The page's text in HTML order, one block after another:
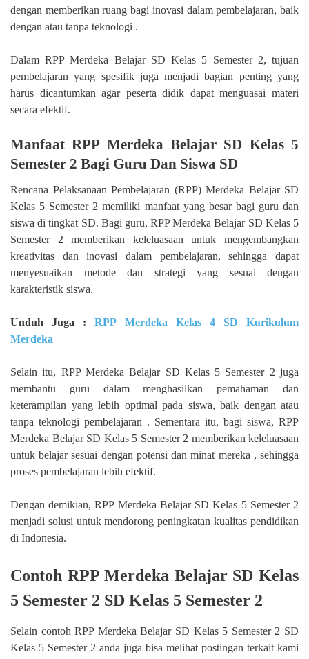
dengan memberikan ruang bagi inovasi dalam pembelajaran, baik
dengan atau tanpa teknologi .
Dalam RPP Merdeka Belajar SD Kelas 5 Semester 2, tujuan
pembelajaran yang spesifik juga menjadi bagian penting yang
harus dicantumkan agar peserta didik dapat menguasai materi
secara efektif.
Manfaat RPP Merdeka Belajar SD Kelas 5
Semester 2 Bagi Guru Dan Siswa SD
Rencana Pelaksanaan Pembelajaran (RPP) Merdeka Belajar SD
Kelas 5 Semester 2 memiliki manfaat yang besar bagi guru dan
siswa di tingkat SD. Bagi guru, RPP Merdeka Belajar SD Kelas 5
Semester 2 memberikan keleluasaan untuk mengembangkan
kreativitas dan inovasi dalam pembelajaran, sehingga dapat
menyesuaikan metode dan strategi yang sesuai dengan
karakteristik siswa.
Unduh Juga :RPP Merdeka Kelas 4 SD Kurikulum
Merdeka
Selain itu, RPP Merdeka Belajar SD Kelas 5 Semester 2 juga
membantu guru dalam menghasilkan pemahaman dan
keterampilan yang lebih optimal pada siswa, baik dengan atau
tanpa teknologi pembelajaran . Sementara itu, bagi siswa, RPP
Merdeka Belajar SD Kelas 5 Semester 2 memberikan keleluasaan
untuk belajar sesuai dengan potensi dan minat mereka , sehingga
proses pembelajaran lebih efektif.
Dengan demikian, RPP Merdeka Belajar SD Kelas 5 Semester 2
menjadi solusi untuk mendorong peningkatan kualitas pendidikan
di Indonesia.
Contoh RPP Merdeka Belajar SD Kelas
5 Semester 2 SD Kelas 5 Semester 2
Selain contoh RPP Merdeka Belajar SD Kelas 5 Semester 2 SD
Kelas 5 Semester 2 anda juga bisa melihat postingan terkait kami